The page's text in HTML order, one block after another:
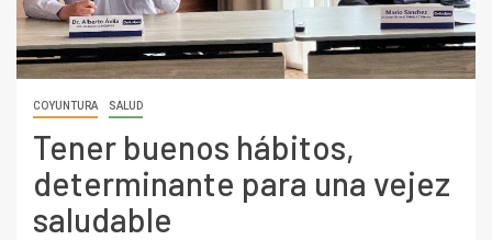
COYUNTURA SALUD
Tener buenos hábitos,
determinante para una vejez
saludable